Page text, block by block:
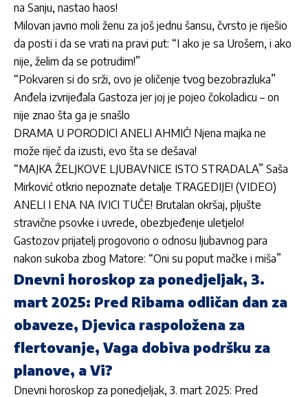
na Sanju, nastao haos!
Milovan javno moli ženu za još jednu šansu, čvrsto je riješio
da posti i da se vrati na pravi put: “I ako je sa Urošem, i ako
nije, želim da se potrudim!”
“Pokvaren si do srži, ovo je oličenje tvog bezobrazluka”
Anđela izvrijeđala Gastoza jer joj je pojeo čokoladicu – on
nije znao šta ga je snašlo
DRAMA U PORODICI ANELI AHMIĆ! Njena majka ne
može riječ da izusti, evo šta se dešava!
“MAJKA ŽELJKOVE LJUBAVNICE ISTO STRADALA” Saša
Mirković otkrio nepoznate detalje TRAGEDIJE! (VIDEO)
ANELI I ENA NA IVICI TUČE! Brutalan okršaj, pljušte
stravične psovke i uvrede, obezbjeđenje uletjelo!
Gastozov prijatelj progovorio o odnosu ljubavnog para
nakon sukoba zbog Matore: “Oni su poput mačke i miša”
Dnevni horoskop za ponedjeljak, 3.
mart 2025: Pred Ribama odličan dan za
obaveze, Djevica raspoložena za
flertovanje, Vaga dobiva podršku za
planove, a Vi?
Dnevni horoskop za ponedjeljak, 3. mart 2025: Pred